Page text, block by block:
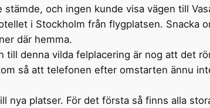
och ingen kunde visa vägen till
i Stockholm från flygplatsen. Snacka
där hemma.
denna vilda felplacering är nog att det
så att telefonen efter omstarten ännu
nya platser. För det första så finns alla